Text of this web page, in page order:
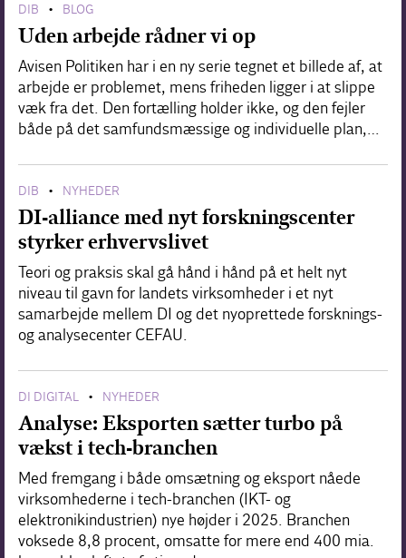
DIB • BLOG
Uden arbejde rådner vi op
Avisen Politiken har i en ny serie tegnet et billede af, at
arbejde er problemet, mens friheden ligger i at slippe
væk fra det. Den fortælling holder ikke, og den fejler
både på det samfundsmæssige og individuelle plan,…
DIB • NYHEDER
DI-alliance med nyt forskningscenter
styrker erhvervslivet
Teori og praksis skal gå hånd i hånd på et helt nyt
niveau til gavn for landets virksomheder i et nyt
samarbejde mellem DI og det nyoprettede forsknings-
og analysecenter CEFAU.
DI DIGITAL • NYHEDER
Analyse: Eksporten sætter turbo på
vækst i tech-branchen
Med fremgang i både omsætning og eksport nåede
virksomhederne i tech-branchen (IKT- og
elektronikindustrien) nye højder i 2025. Branchen
voksede 8,8 procent, omsatte for mere end 400 mia.